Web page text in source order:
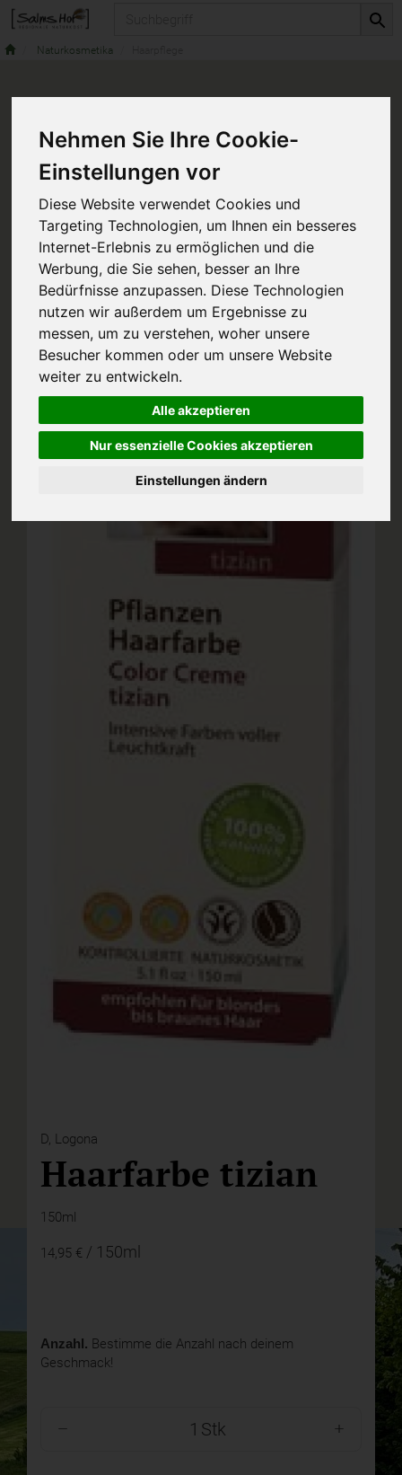
Nehmen Sie Ihre Cookie-
Einstellungen vor
Diese Website verwendet Cookies und
Targeting Technologien, um Ihnen ein besseres
Internet-Erlebnis zu ermöglichen und die
Werbung, die Sie sehen, besser an Ihre
Bedürfnisse anzupassen. Diese Technologien
nutzen wir außerdem um Ergebnisse zu
messen, um zu verstehen, woher unsere
Besucher kommen oder um unsere Website
weiter zu entwickeln.
Alle akzeptieren
Nur essenzielle Cookies akzeptieren
Einstellungen ändern
Naturkosmetika
D, Logona
Haarfarbe tizian
150ml
14,95 € / 150ml
Anzahl. Bestimme die Anzahl nach deinem
Geschmack!
Stk